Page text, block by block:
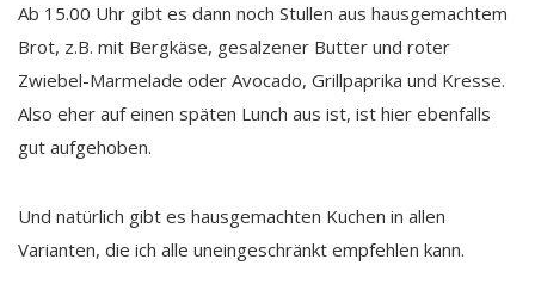
Ab 15.00 Uhr gibt es dann noch Stullen aus hausgemachtem
Brot, z.B. mit Bergkäse, gesalzener Butter und roter
Zwiebel-Marmelade oder Avocado, Grillpaprika und Kresse.
Also eher auf einen späten Lunch aus ist, ist hier ebenfalls
gut aufgehoben.
Und natürlich gibt es hausgemachten Kuchen in allen
Varianten, die ich alle uneingeschränkt empfehlen kann.